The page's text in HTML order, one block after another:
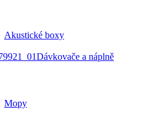
Akustické boxy
Dávkovače a náplně
Mopy